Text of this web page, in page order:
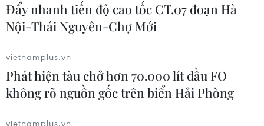
Người dân và các lực lượng đang tham gia chữa cháy rừng.
(Ảnh: Hồ Cầu/TTXVN)
Theo Trung tâm Dự báo Khí tượng Thủy văn
Quốc gia, ngày 27/6, do ảnh hưởng của rìa Đông
Đẩy nhanh tiến độ cao tốc CT.07 đoạn Hà
Nội-Thái Nguyên-Chợ Mới
vietnamplus.vn
Phát hiện tàu chở hơn 70.000 lít dầu FO
không rõ nguồn gốc trên biển Hải Phòng
vietnamplus.vn